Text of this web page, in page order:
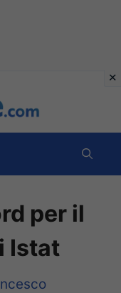
per il
Istat